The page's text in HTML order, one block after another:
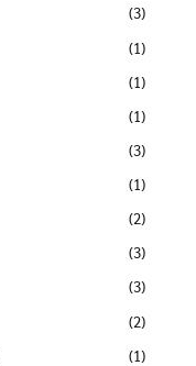
(3)
(1)
(1)
(1)
(3)
(1)
(2)
(3)
(3)
(2)
(1)